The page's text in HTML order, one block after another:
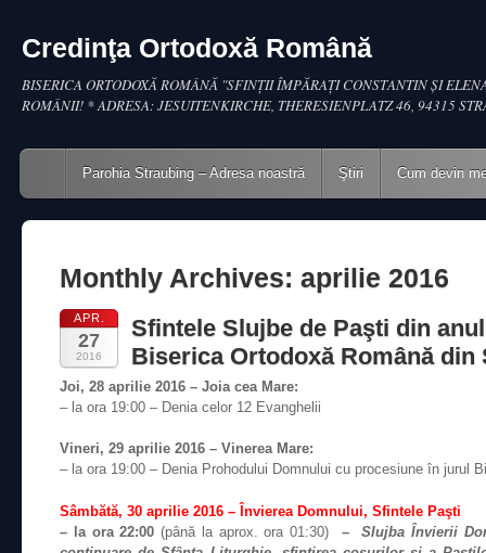
Credinţa Ortodoxă Română
BISERICA ORTODOXĂ ROMÂNĂ "SFINŢII ÎMPĂRAŢI CONSTANTIN ŞI
ROMÂNII! * ADRESA: JESUITENKIRCHE, THERESIENPLATZ 46, 94315
Main menu
Skip to content
Parohia Straubing – Adresa noastră Ştiri Cum devin
Monthly Archives: aprilie 2016
APR.
27
2016
Sfintele Slujbe de Paşti din
Biserica Ortodoxă Română din
Joi, 28 aprilie 2016 – Joia cea Mare:
– la ora 19:00 – Denia celor 12 Evanghelii
Vineri, 29 aprilie 2016 – Vinerea Mare:
– la ora 19:00 – Denia Prohodului Domnului cu procesiune în jurul
Sâmbătă, 30 aprilie 2016 – Învierea Domnului, Sfintele Paşti
– la ora 22:00(până la aprox. ora 01:30) –Slujba Învierii